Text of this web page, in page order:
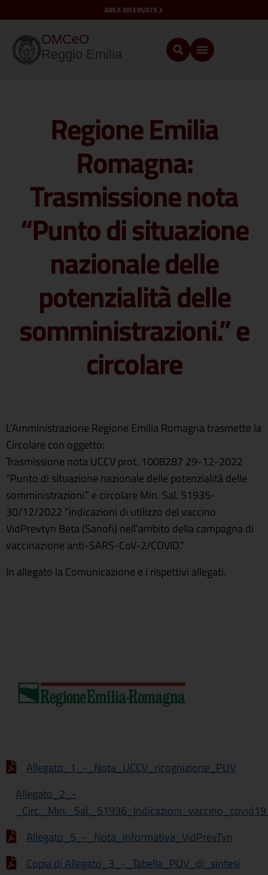
AREA RISERVATA
OMCeO
Reggio Emilia
Regione Emilia
Romagna:
Trasmissione nota
“Punto di situazione
nazionale delle
potenzialità delle
somministrazioni.” e
circolare
L’Amministrazione Regione Emilia Romagna trasmette la
Circolare con oggetto:
Trasmissione nota UCCV prot. 1008287 29-12-2022
“Punto di situazione nazionale delle potenzialità delle
somministrazioni.” e circolare Min. Sal. 51935-
30/12/2022 “indicazioni di utilizzo del vaccino
VidPrevtyn Beta (Sanofi) nell’ambito della campagna di
vaccinazione anti-SARS-CoV-2/COVID.”
In allegato la Comunicazione e i rispettivi allegati.
Allegato_1_-_Nota_UCCV_ricognizione_PUV
Allegato_2_-
Allegato_5_-_Nota_informativa_VidPrevTyn
Copia di Allegato_3_-_Tabella_PUV_di_sintesi